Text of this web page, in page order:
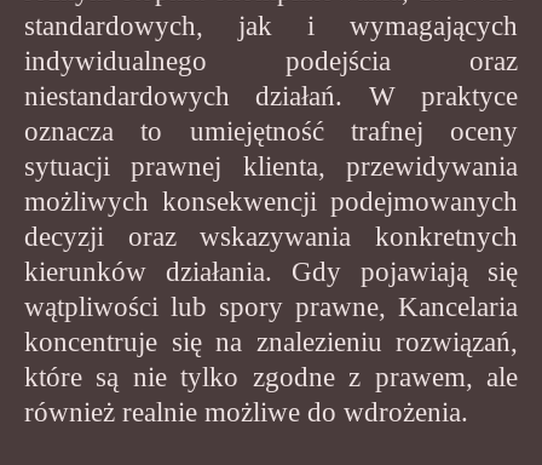
standardowych, jak i wymagających
indywidualnego podejścia oraz
niestandardowych działań. W praktyce
oznacza to umiejętność trafnej oceny
sytuacji prawnej klienta, przewidywania
możliwych konsekwencji podejmowanych
decyzji oraz wskazywania konkretnych
kierunków działania. Gdy pojawiają się
wątpliwości lub spory prawne, Kancelaria
koncentruje się na znalezieniu rozwiązań,
które są nie tylko zgodne z prawem, ale
również realnie możliwe do wdrożenia.